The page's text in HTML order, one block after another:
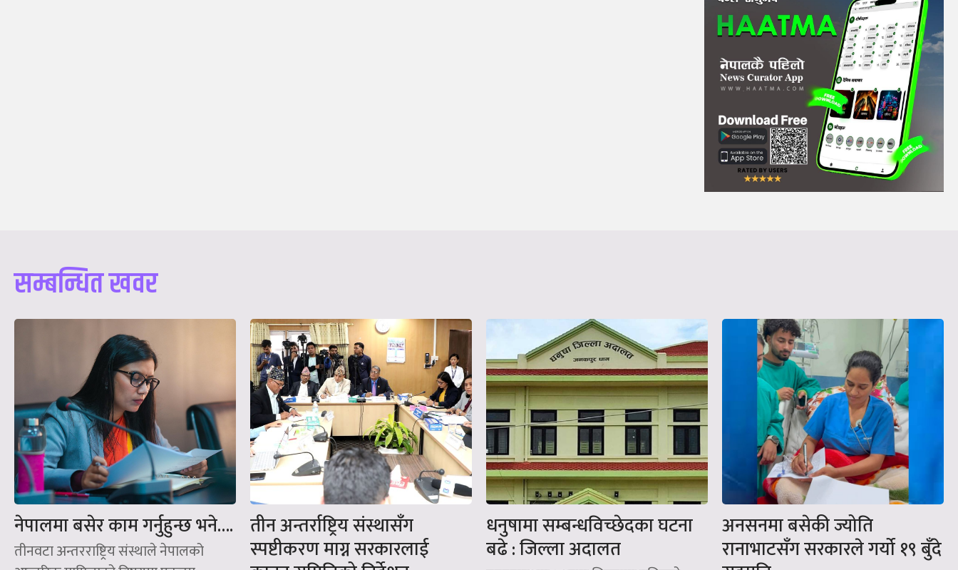
सम्बन्धित खवर
नेपालमा बसेर काम गर्नुहुन्छ भने….
तीनवटा अन्तरराष्ट्रिय संस्थाले नेपालको
तीन अन्तर्राष्ट्रिय संस्थासँग
स्पष्टीकरण माग्न सरकारलाई
धनुषामा सम्बन्धविच्छेदका घटना
बढे : जिल्ला अदालत
अनसनमा बसेकी ज्योति
रानाभाटसँग सरकारले गर्यो १९ बुँदे